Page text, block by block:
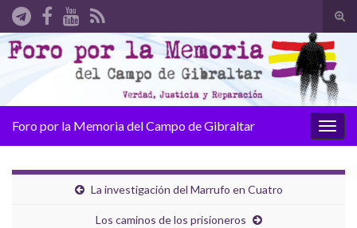
el
de
Search for:
la
Foro por la Memoria del Campo de Gibraltar
La investigación del Marrufo en Cuatro
Los caminos de los prisioneros